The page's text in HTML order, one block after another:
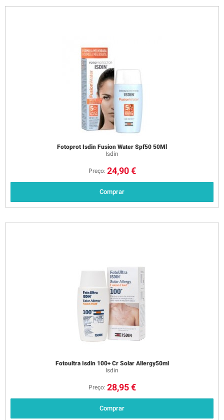
Fotoprot Isdin Fusion Water Spf50 50Ml
Isdin
Preço: 24,90 €
Comprar
Fotoultra Isdin 100+ Cr Solar Allergy50ml
Isdin
Preço: 28,95 €
Comprar